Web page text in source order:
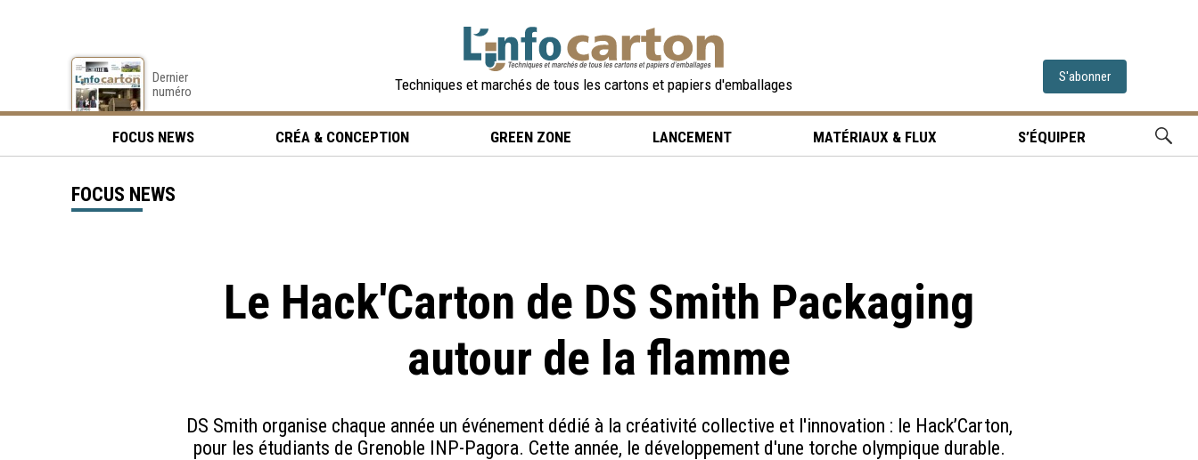
Dernier
numéro
Techniques et marchés de tous les cartons et papiers d'emballages S'abonner
FOCUS NEWS CRÉA & CONCEPTION GREEN ZONE LANCEMENT MATÉRIAUX & FLUX S’ÉQUIPER
Le Hack'Carton de DS Smith Packaging
autour de la flamme
DS Smith organise chaque année un événement dédié à la créativité collective et l'innovation : le Hack’Carton,
pour les étudiants de Grenoble INP-Pagora. Cette année, le développement d'une torche olympique durable.
FOCUS NEWS